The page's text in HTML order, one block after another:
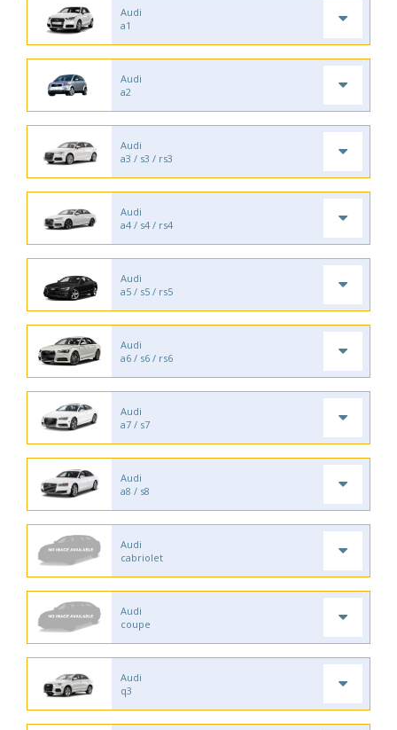
Audi
a1
Audi
a2
Audi
a3 / s3 / rs3
Audi
a4 / s4 / rs4
Audi
a5 / s5 / rs5
Audi
a6 / s6 / rs6
Audi
a7 / s7
Audi
a8 / s8
Audi
cabriolet
Audi
coupe
Audi
q3